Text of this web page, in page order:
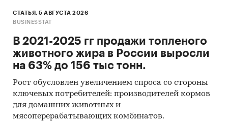
Детские кремы
При подготовке обзора использована
официальная статистика:
Федеральная служба государственной
статистики РФ
Министерство экономического развития РФ
СТАТЬЯ, 5 АВГУСТА 2026
BUSINESSTAT
В 2021-2025 гг продажи топленого
животного жира в России выросли
на 63% до 156 тыс тонн.
Рост обусловлен увеличением спроса со стороны
ключевых потребителей: производителей кормов
для домашних животных и
мясоперерабатывающих комбинатов.